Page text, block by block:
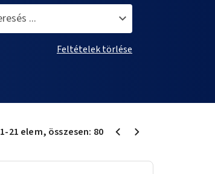
Feltételek törlése
1-21 elem, összesen: 80